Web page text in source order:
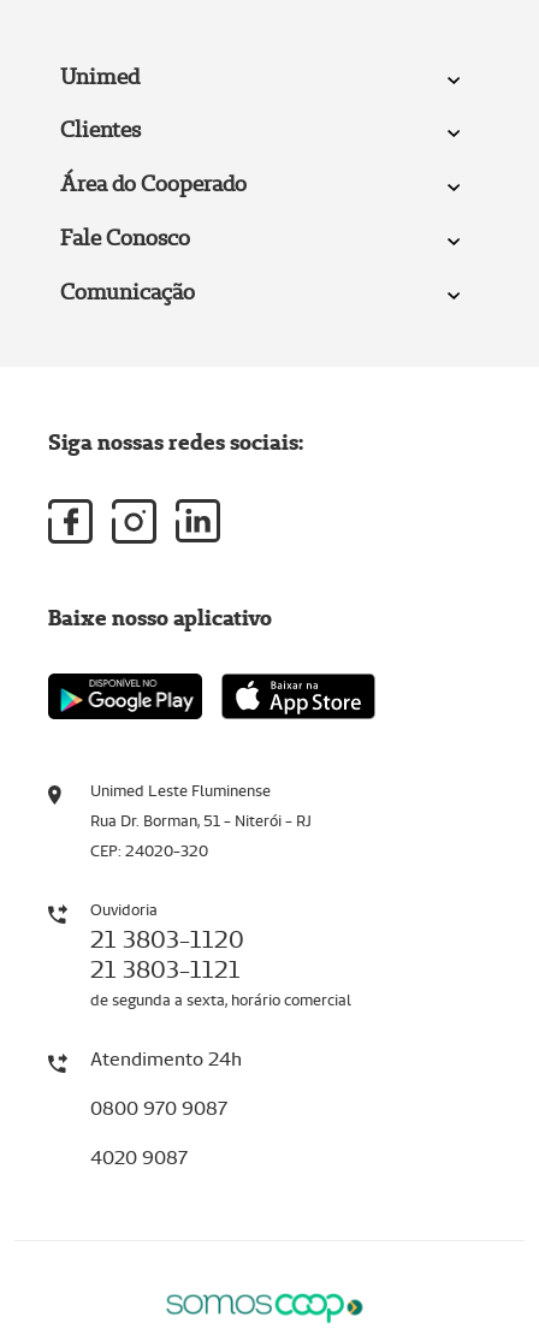
Unimed
Clientes
Área do Cooperado
Fale Conosco
Comunicação
Unimed Leste Fluminense
Rua Dr. Borman, 51 - Niterói - RJ
CEP: 24020-320
Ouvidoria
21 3803-1120
21 3803-1121
de segunda a sexta, horário comercial
Atendimento 24h
0800 970 9087
4020 9087
Siga nossas redes sociais:
Baixe nosso aplicativo